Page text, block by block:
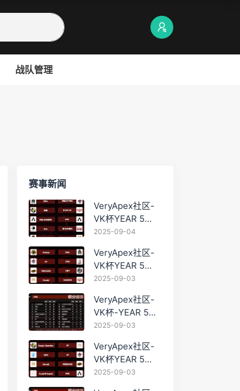
战队管理
赛事新闻
VeryApex社区-
VK杯YEAR 5
PRO训练赛
2025-09-04
VeryApex社区-
VK杯YEAR 5
PRO训练赛
2025-09-03
VeryApex社区-
VK杯-YEAR 5
PRO训练赛
名积分：
2025-09-03
VeryApex社区-
VK杯YEAR 5
PRO训练赛
2025-09-03